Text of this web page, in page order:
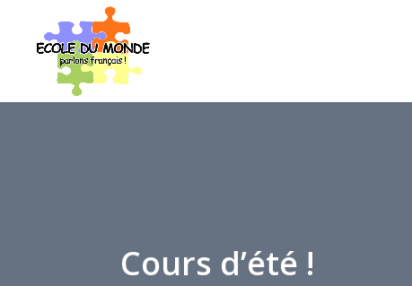
Cours d’été !